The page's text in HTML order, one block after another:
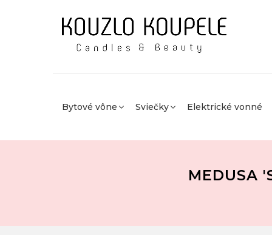
Bytové vône Sviečky Elektrické vonné
MEDUSA